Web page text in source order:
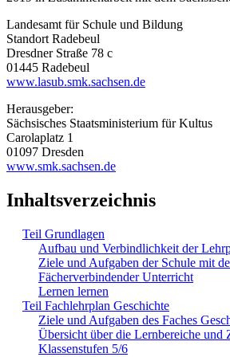
Landesamt für Schule und Bildung
Standort Radebeul
Dresdner Straße 78 c
01445 Radebeul
www.lasub.smk.sachsen.de
Herausgeber:
Sächsisches Staatsministerium für Kultus
Carolaplatz 1
01097 Dresden
www.smk.sachsen.de
Inhaltsverzeichnis
Teil Grundlagen
Aufbau und Verbindlichkeit der
Ziele und Aufgaben der Schule mit
Fächerverbindender Unterricht
Lernen lernen
Teil Fachlehrplan Geschichte
Ziele und Aufgaben des Faches
Übersicht über die Lernbereiche und
Klassenstufen 5/6